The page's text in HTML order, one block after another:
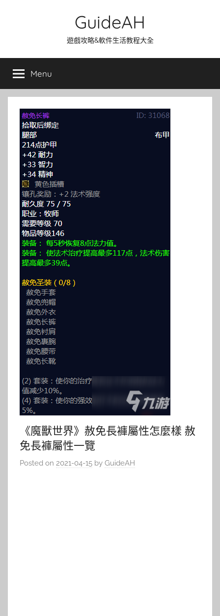
GuideAH
遊戲攻略&軟件生活教程大全
Menu
《魔獸世界》赦免長褲屬性怎麼樣 赦
免長褲屬性一覽
Posted on 2021-04-15 by GuideAH